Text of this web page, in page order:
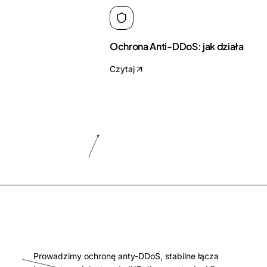
Ochrona Anti-DDoS: jak działa
Czytaj
Prowadzimy ochronę anty-DDoS, stabilne łącza